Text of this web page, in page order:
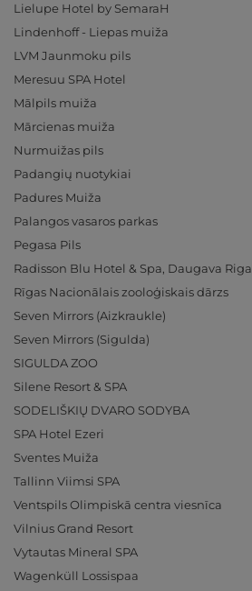
Lielupe Hotel by SemaraH
Lindenhoff - Liepas muiža
LVM Jaunmoku pils
Meresuu SPA Hotel
Mālpils muiža
Mārcienas muiža
Nurmuižas pils
Padangių nuotykiai
Padures Muiža
Palangos vasaros parkas
Pegasa Pils
Radisson Blu Hotel & Spa, Daugava Riga
Rīgas Nacionālais zooloģiskais dārzs
Seven Mirrors (Aizkraukle)
Seven Mirrors (Sigulda)
SIGULDA ZOO
Silene Resort & SPA
SODELIŠKIŲ DVARO SODYBA
SPA Hotel Ezeri
Sventes Muiža
Tallinn Viimsi SPA
Ventspils Olimpiskā centra viesnīca
Vilnius Grand Resort
Vytautas Mineral SPA
Wagenküll Lossispaa